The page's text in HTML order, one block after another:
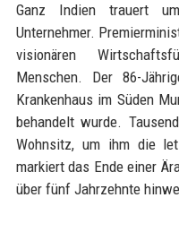
Ganz Indien trauert
Unternehmer.
visionären
Menschen. Der 86-
Krankenhaus im Süden
behandelt wurde.
Wohnsitz, um ihm die
markiert das Ende einer
über fünf Jahrzehnte